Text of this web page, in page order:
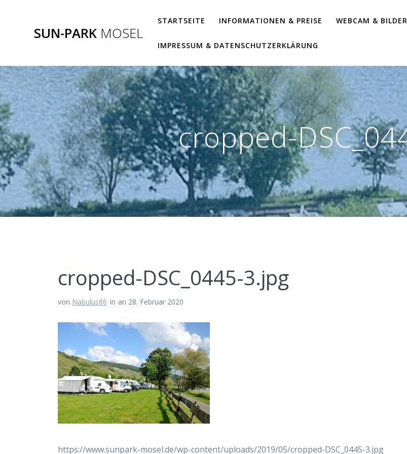
SUN-PARK MOSEL
STARTSEITE INFORMATIONEN & PREISE WEBCAM &
IMPRESSUM & DATENSCHUTZERKLÄRUNG
cropped-
cropped-DSC_0445-3.jpg
von Nabulus86 in an 28. Februar 2020
https://www.sunpark-mosel.de/wp-content/uploads/2019/05/cropped-DSC_0445-3.jpg